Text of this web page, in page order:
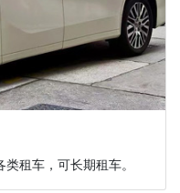
租车，可长期租车。